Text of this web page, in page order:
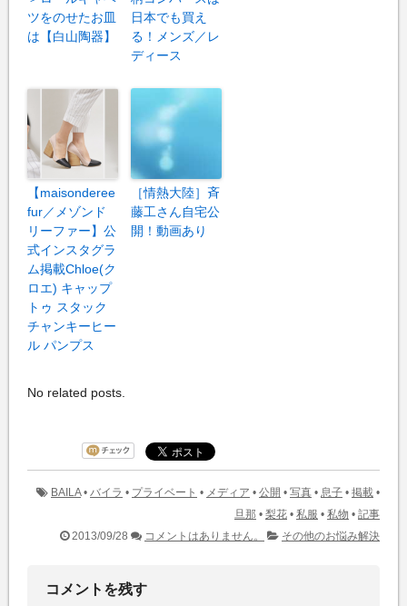
ツをのせたお皿
は【白山陶器】
日本でも買え
る！メンズ／レ
ディース
【maisonderee
fur／メゾンド
リーファー】公
式インスタグラ
ム掲載Chloe(ク
ロエ) キャップ
トゥ スタック
チャンキーヒー
ル パンプス
［情熱大陸］斉
藤工さん自宅公
開！動画あり
No related posts.
BAILA• バイラ • プライベート • メディア • 公開 • 写真 • 息子 • 掲載 •
旦那 • 梨花 • 私服 • 私物 • 記事
2013/09/28
コメントはありません。 その他のお悩み解決
コメントを残す